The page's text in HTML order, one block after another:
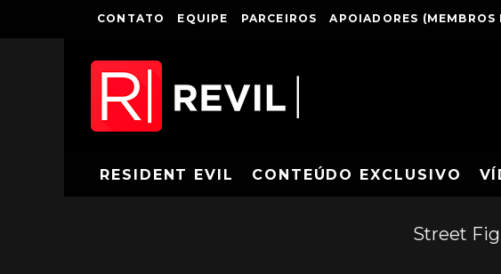
CONTATO EQUIPE PARCEIROS APOIADORES (MEMBROS
RESIDENT EVIL CONTEÚDO EXCLUSIVO
Street